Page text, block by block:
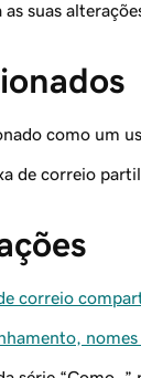
suas
como um
de correio
correio